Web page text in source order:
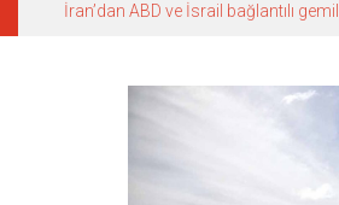
İran’dan ABD ve İsrail bağlantılı